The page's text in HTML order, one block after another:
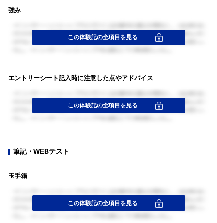
強み
エントリーシート記入時に注意した点やアドバイス
筆記・WEBテスト
玉手箱